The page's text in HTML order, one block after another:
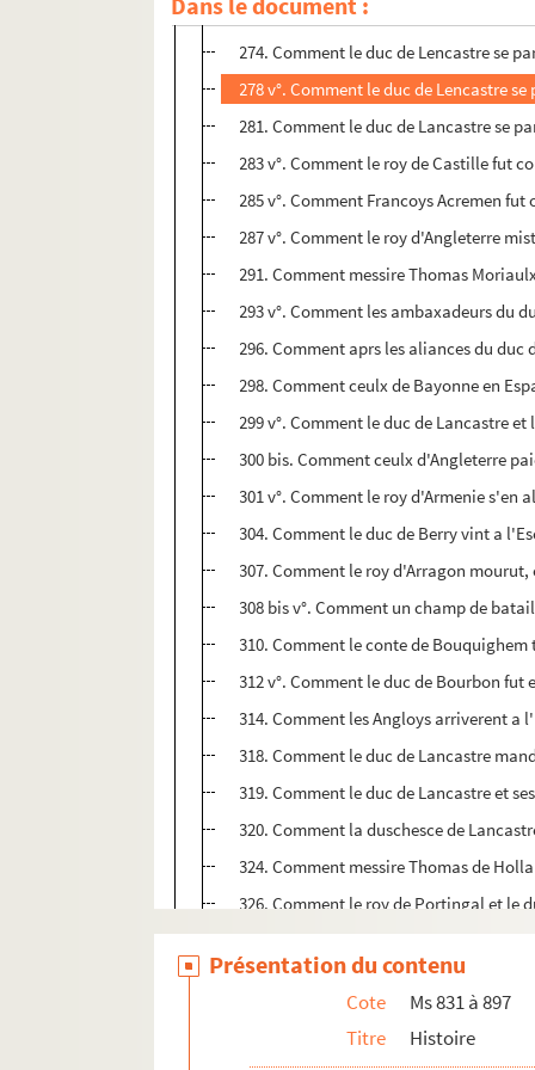
270. Comment le dit Laurencien
274. Comment le duc de Lencastre se
278 v°. Comment le duc de Lencastre
281. Comment le duc de Lancastre se
283 v°. Comment le roy de Castille fut
285 v°. Comment Francoys Acremen
287 v°. Comment le roy d'Angleterre
291. Comment messire Thomas
293 v°. Comment les ambaxadeurs du
296. Comment aprs les aliances du
298. Comment ceulx de Bayonne en
299 v°. Comment le duc de Lancastre
300 bis. Comment ceulx d'Angleterre
301 v°. Comment le roy d'Armenie s'en
304. Comment le duc de Berry vint a
307. Comment le roy d'Arragon
308 bis v°. Comment un champ de
310. Comment le conte de
312 v°. Comment le duc de Bourbon
314. Comment les Angloys arriverent a
318. Comment le duc de Lancastre
319. Comment le duc de Lancastre et
320. Comment la duschesce de
324. Comment messire Thomas de
326. Comment le roy de Portingal et le
326 v°. Comment messire Guillaume
330. Comment Angleterre ot grant
332. Comment le connestable de
334 v°. ons et chevaliers pour estre
Présentation du contenu
Cote
Ms 831 à 897
Titre
Histoire